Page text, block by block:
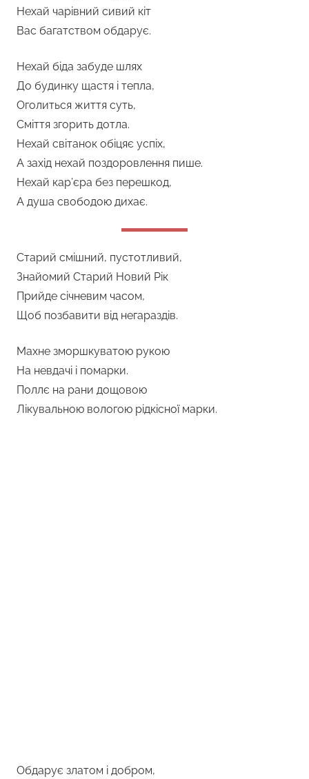
Нехай чарівний сивий кіт
Вас багатством обдарує.
Нехай біда забуде шлях
До будинку щастя і тепла,
Оголиться життя суть,
Сміття згорить дотла.
Нехай світанок обіцяє успіх,
А захід нехай поздоровлення пише.
Нехай кар’єра без перешкод,
А душа свободою дихає.
Старий смішний, пустотливий,
Знайомий Старий Новий Рік
Прийде січневим часом,
Щоб позбавити від негараздів.
Махне зморшкуватою рукою
На невдачі і помарки.
Поллє на рани дощовою
Лікувальною вологою рідкісної марки.
Обдарує златом і добром,